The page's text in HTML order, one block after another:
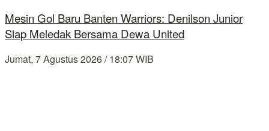
Mesin Gol Baru Banten Warriors: Denilson Junior
Siap Meledak Bersama Dewa United
Jumat, 7 Agustus 2026 / 18:07 WIB